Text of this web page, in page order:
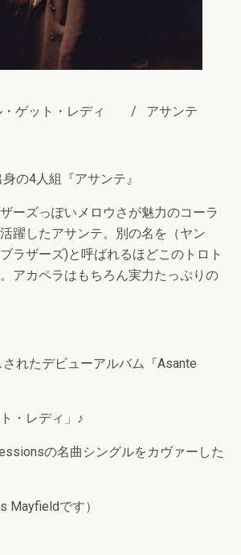
ゲット・レディ / アサンテ
の4人組『アサンテ』
ーズっぽいメロウさが魅力のコーラ
躍したアサンテ。別の名を（ヤン
ラザーズ)と呼ばれるほどこのトロト
アカペラはもちろん実力たっぷりの
れたデビューアルバム『Asante
・レディ」♪
の名曲シングルをカヴァーした
Mayfieldです）